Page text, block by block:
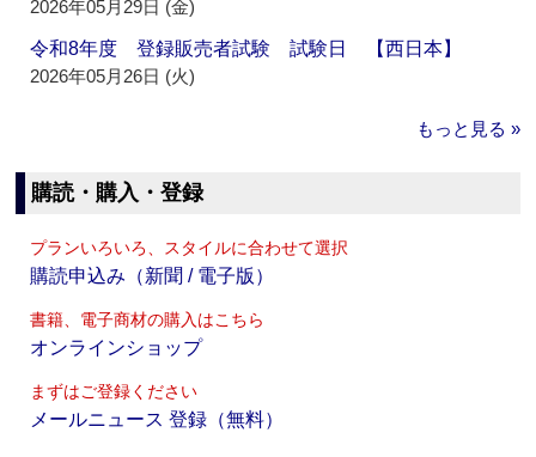
2026年05月29日 (金)
令和8年度 登録販売者試験 試験日 【西日本】
2026年05月26日 (火)
もっと見る »
購読・購入・登録
プランいろいろ、スタイルに合わせて選択
購読申込み（新聞 / 電子版）
書籍、電子商材の購入はこちら
オンラインショップ
まずはご登録ください
メールニュース 登録（無料）